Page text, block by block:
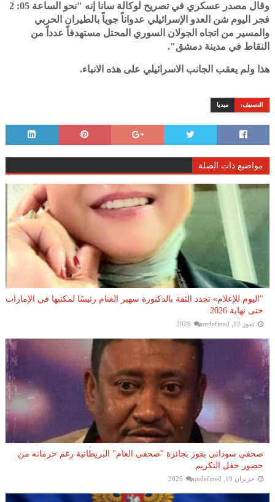
وقال مصدر عسكري في تصريح لوكالة سانا إنه "نحو الساعة 05: 2
فجر اليوم شن العدو الإسرائيلي عدواناً جوياً بالطيران الحربي
والمسير من اتجاه الجولان السوري المحتل مستهدفاً عدداً من
النقاط في مدينة دمشق".
هذا ولم يعقب الجانب الاسرائيلي على هذه الانباء.
التصنيف: ميديا
مواضيع ذات الصلة
"اليوم للإعلام» تجدد الثقة بالدكتورة سهير الغنام رئيسًا لمكتبها في الإمارات
حتى نهاية 2026
تموز 12, 2026 undefined
صحفي سوداني يفوز بجائزة "صحفي العام" البريطانية رغم حرمانه من
حضور حفل التكريم
حزيران 19, 2026 undefined